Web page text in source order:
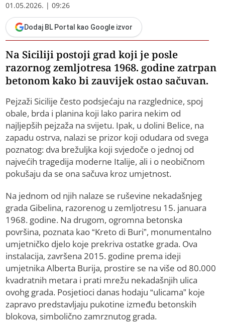
01.05.2026. | 09:26
Dodaj BL Portal kao Google izvor
Na Siciliji postoji grad koji je posle
razornog zemljotresa 1968. godine zatrpan
betonom kako bi zauvijek ostao sačuvan.
Pejzaži Sicilije često podsjećaju na razglednice, spoj
obale, brda i planina koji lako parira nekim od
najljepših pejzaža na svijetu. Ipak, u dolini Belice, na
zapadu ostrva, nalazi se prizor koji odudara od svega
poznatog: dva brežuljka koji svjedoče o jednoj od
najvećih tragedija moderne Italije, ali i o neobičnom
pokušaju da se ona sačuva kroz umjetnost.
Na jednom od njih nalaze se ruševine nekadašnjeg
grada Gibelina, razorenog u zemljotresu 15. januara
1968. godine. Na drugom, ogromna betonska
površina, poznata kao “Kreto di Buri”, monumentalno
umjetničko djelo koje prekriva ostatke grada. Ova
instalacija, završena 2015. godine prema ideji
umjetnika Alberta Burija, prostire se na više od 80.000
kvadratnih metara i prati mrežu nekadašnjih ulica
ovohg grada. Posjetioci danas hodaju “ulicama” koje
zapravo predstavljaju pukotine između betonskih
blokova, simbolično zamrznutog grada.